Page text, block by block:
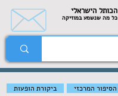
הכותל הישראלי
כל מה שנשמע במוזיקה
ביקורת הופעות הסיפור המרכזי